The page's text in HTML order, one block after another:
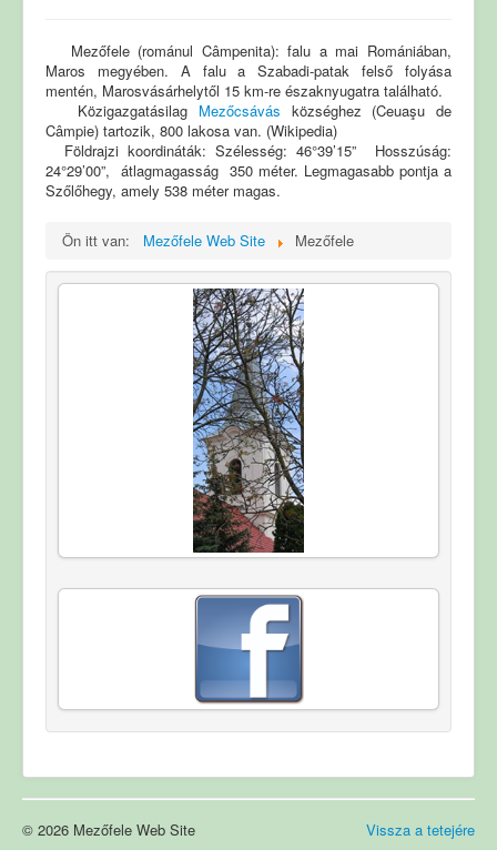
Mezőfele (románul Câmpenita): falu a mai Romániában,
Maros megyében. A falu a Szabadi-patak felső folyása
mentén, Marosvásárhelytől 15 km-re északnyugatra található.
Közigazgatásilag Mezőcsávás községhez (Ceuaşu de
Câmpie) tartozik, 800 lakosa van. (Wikipedia)
Földrajzi koordináták: Szélesség: 46°39’15” Hosszúság:
24°29’00”, átlagmagasság 350 méter. Legmagasabb pontja a
Szőlőhegy, amely 538 méter magas.
Ön itt van: Mezőfele Web Site Mezőfele
Vissza a tetejére
© 2026 Mezőfele Web Site